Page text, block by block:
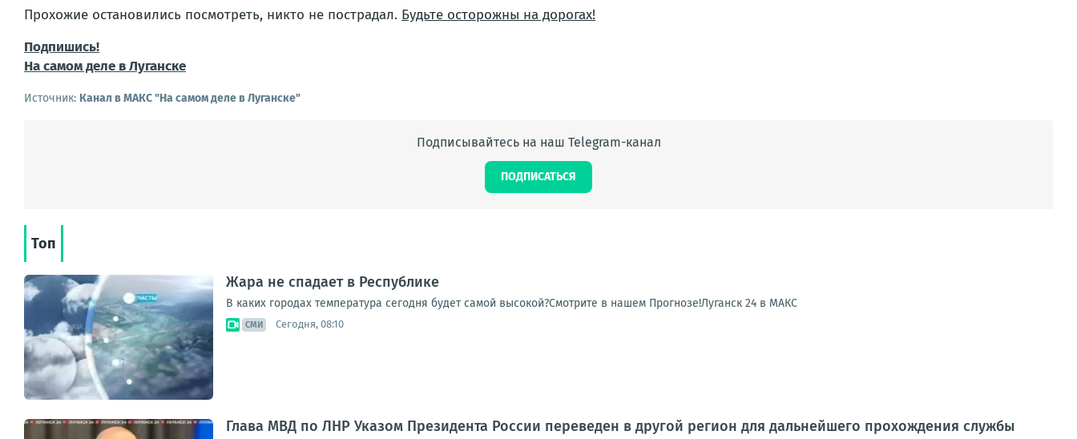
Прохожие остановились посмотреть, никто не пострадал. Будьте осторожны на дорогах!
Подпишись!
На самом деле в Луганске
Источник: Канал в МАКС "На самом деле в Луганске"
Подписывайтесь на наш Telegram-канал
ПОДПИСАТЬСЯ
Топ
Жара не спадает в Республике
В каких городах температура сегодня будет самой высокой?Смотрите в нашем Прогнозе!Луганск 24 в МАКС
СМИ Сегодня, 08:10
Глава МВД по ЛНР Указом Президента России переведен в другой регион для дальнейшего прохождения службы